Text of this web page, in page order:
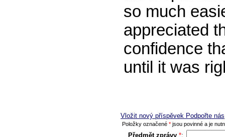
so much
appreciated
confidence
until it was
Vložit nový příspěvek Podpořte nás
Položky označené * jsou povinné a je
Předmět zprávy *: